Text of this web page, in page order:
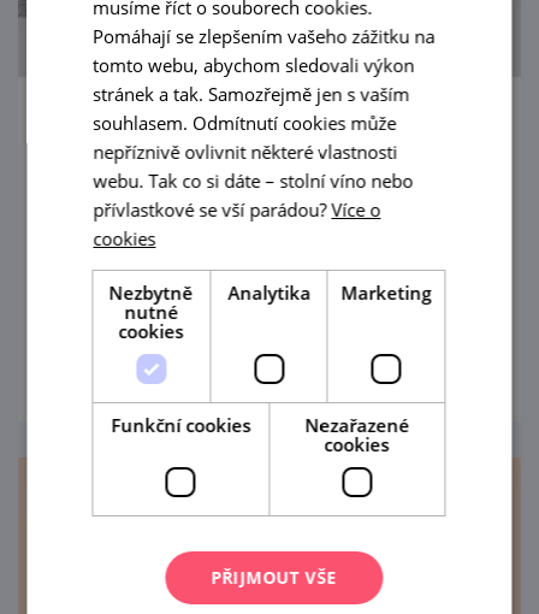
Josef Koudelka - Invaze 68
16. 5. — 20. 9. '26
Světově proslulý fotograf Josef Koudelka
svém rodném městě.
musíme říct o souborech cookies.
Pomáhají se zlepšením vašeho zážitku na
tomto webu, abychom sledovali výkon
stránek a tak. Samozřejmě jen s vaším
souhlasem. Odmítnutí cookies může
nepříznivě ovlivnit některé vlastnosti
webu. Tak co si dáte – stolní víno nebo
přívlastkové se vší parádou?Více o
cookies
Nezbytně
nutné
cookies
Analytika Marketing
Funkční cookies
Nezařazené
cookies
PŘIJMOUT VŠE